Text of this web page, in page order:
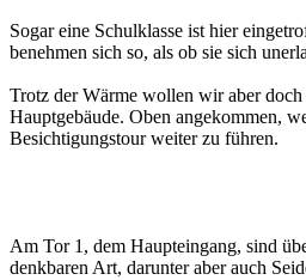
Sogar eine Schulklasse ist hier
benehmen sich so, als ob sie sich
Trotz der Wärme wollen wir aber
Hauptgebäude. Oben angekommen,
Besichtigungstour weiter zu führen.
Am Tor 1, dem Haupteingang, sind
denkbaren Art, darunter aber auch